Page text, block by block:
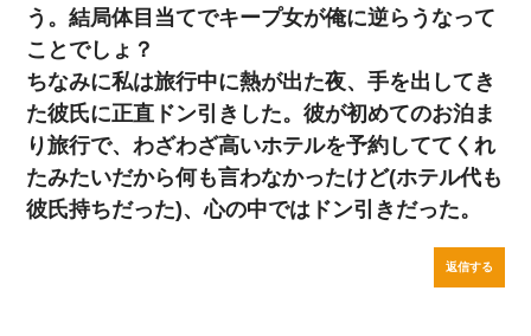
う。結局体目当てでキープ女が俺に逆らうなって
ことでしょ？
ちなみに私は旅行中に熱が出た夜、手を出してき
た彼氏に正直ドン引きした。彼が初めてのお泊ま
り旅行で、わざわざ高いホテルを予約しててくれ
たみたいだから何も言わなかったけど(ホテル代も
彼氏持ちだった)、心の中ではドン引きだった。
返信する